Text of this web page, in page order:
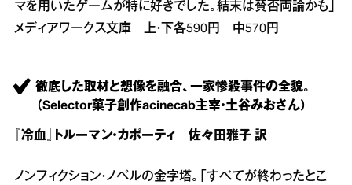
マを用いたゲームが特に好きでした。結末は賛否両論かも」
メディアワークス文庫 上・下各590円 中570円
徹底した取材と想像を融合、一家惨殺事件の全貌。
（Selector菓子創作acinecab主宰・土谷みおさん）
『冷血』トルーマン・カポーティ 佐々田雅子 訳
ノンフィクション・ノベルの金字塔。「すべてが終わったとこ